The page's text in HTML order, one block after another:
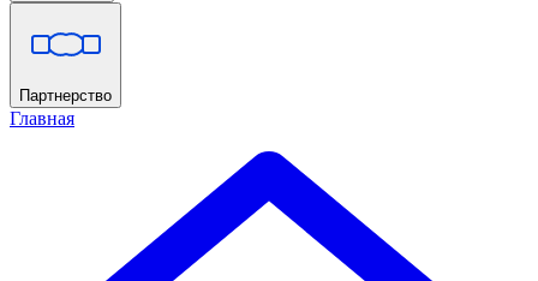
Главная
Партнерство
Главная